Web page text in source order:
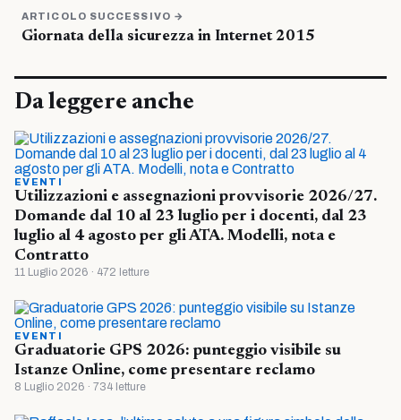
ARTICOLO SUCCESSIVO →
Giornata della sicurezza in Internet 2015
Da leggere anche
EVENTI
Utilizzazioni e assegnazioni provvisorie 2026/27.
Domande dal 10 al 23 luglio per i docenti, dal 23
luglio al 4 agosto per gli ATA. Modelli, nota e
Contratto
11 Luglio 2026 · 472 letture
EVENTI
Graduatorie GPS 2026: punteggio visibile su
Istanze Online, come presentare reclamo
8 Luglio 2026 · 734 letture